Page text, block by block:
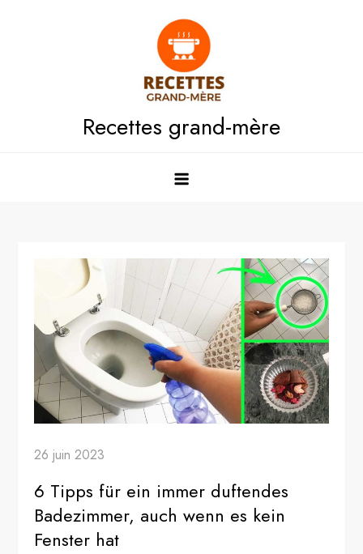
Recettes grand-mère
26 juin 2023
6 Tipps für ein immer duftendes
Badezimmer, auch wenn es kein
Fenster hat